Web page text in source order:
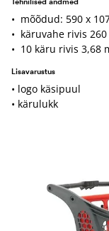
• mõõdud: 590 x
• käruvahe rivis
• 10 käru rivis 3,68
Lisavarustus
• logo käsipuul
• kärulukk